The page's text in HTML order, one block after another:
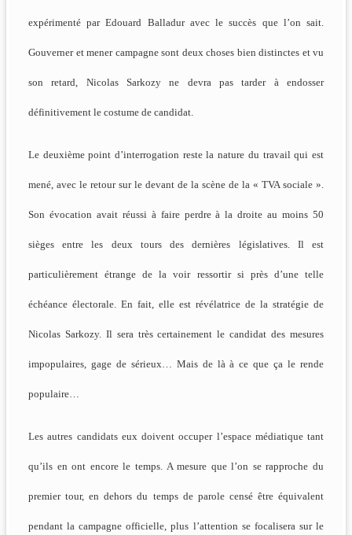
expérimenté par Edouard Balladur avec le succès que l’on sait.
Gouverner et mener campagne sont deux choses bien distinctes et vu
son retard, Nicolas Sarkozy ne devra pas tarder à endosser
définitivement le costume de candidat.
Le deuxième point d’interrogation reste la nature du travail qui est
mené, avec le retour sur le devant de la scène de la « TVA sociale ».
Son évocation avait réussi à faire perdre à la droite au moins 50
sièges entre les deux tours des dernières législatives. Il est
particulièrement étrange de la voir ressortir si près d’une telle
échéance électorale. En fait, elle est révélatrice de la stratégie de
Nicolas Sarkozy. Il sera très certainement le candidat des mesures
impopulaires, gage de sérieux… Mais de là à ce que ça le rende
populaire…
Les autres candidats eux doivent occuper l’espace médiatique tant
qu’ils en ont encore le temps. A mesure que l’on se rapproche du
premier tour, en dehors du temps de parole censé être équivalent
pendant la campagne officielle, plus l’attention se focalisera sur le